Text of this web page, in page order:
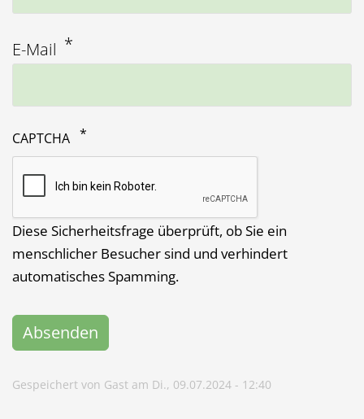
E-Mail
CAPTCHA
Diese Sicherheitsfrage überprüft, ob Sie ein
menschlicher Besucher sind und verhindert
automatisches Spamming.
Gespeichert von Gast am Di., 09.07.2024 - 12:40